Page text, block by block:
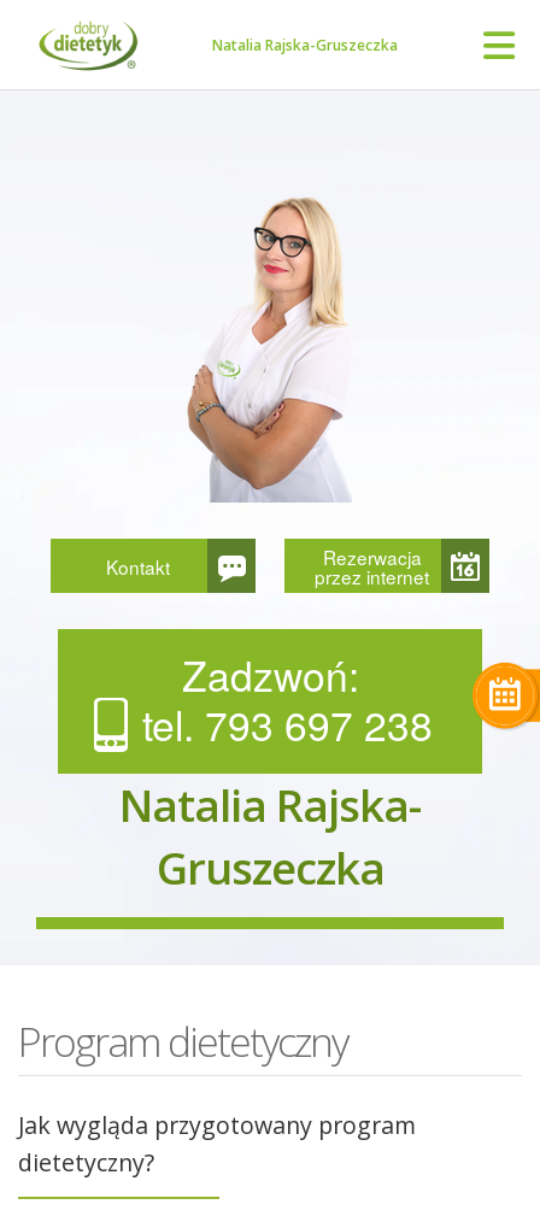
Natalia Rajska-Gruszeczka
Kontakt Rezerwacja
przez internet
Zadzwoń:
tel. 793 697 238
Natalia Rajska-
Gruszeczka
Program dietetyczny
Jak wygląda przygotowany program
dietetyczny?